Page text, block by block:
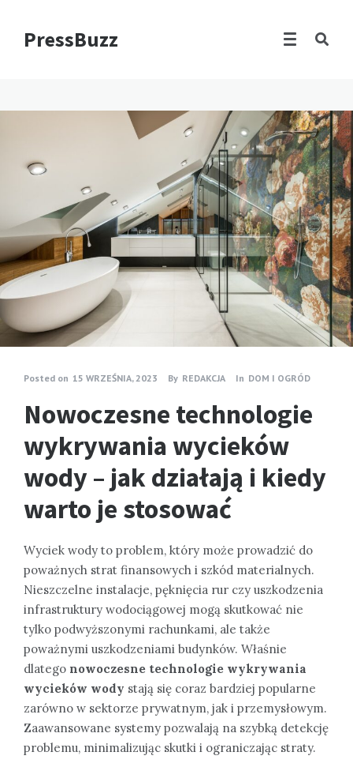
PressBuzz
Posted on 15 WRZEŚNIA, 2023 By REDAKCJA In DOM I OGRÓD
Nowoczesne technologie
wykrywania wycieków
wody – jak działają i kiedy
warto je stosować
Wyciek wody to problem, który może prowadzić do
poważnych strat finansowych i szkód materialnych.
Nieszczelne instalacje, pęknięcia rur czy uszkodzenia
infrastruktury wodociągowej mogą skutkować nie
tylko podwyższonymi rachunkami, ale także
poważnymi uszkodzeniami budynków. Właśnie
dlatego nowoczesne technologie wykrywania
wycieków wody stają się coraz bardziej popularne
zarówno w sektorze prywatnym, jak i przemysłowym.
Zaawansowane systemy pozwalają na szybką detekcję
problemu, minimalizując skutki i ograniczając straty.